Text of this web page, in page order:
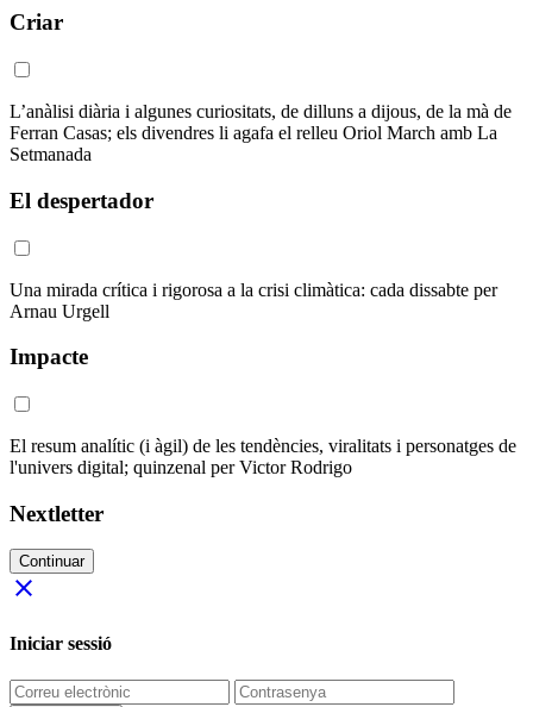
Criar
L’anàlisi diària i algunes curiositats, de dilluns a dijous, de la mà de
Ferran Casas; els divendres li agafa el relleu Oriol March amb La
Setmanada
El despertador
Una mirada crítica i rigorosa a la crisi climàtica: cada dissabte per
Arnau Urgell
Impacte
El resum analític (i àgil) de les tendències, viralitats i personatges de
l'univers digital; quinzenal per Victor Rodrigo
Nextletter
Continuar
close
Iniciar sessió